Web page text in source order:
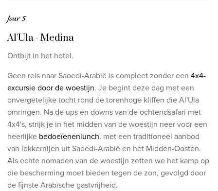
Jour 5
Al'Ula - Medina
Ontbijt in het hotel.
Geen reis naar Saoedi-Arabië is compleet zonder een 4x4-
excursie door de woestijn. Je begint deze dag met een
onvergetelijke tocht rond de torenhoge kliffen die Al'Ula
omringen. Na de ups en downs van de ochtendsafari met
4x4's, strijk je in het midden van de woestijn neer voor een
heerlijke bedoeïenenlunch, met een traditioneel aanbod
van lekkernijen uit Saoedi-Arabië en het Midden-Oosten.
Als echte nomaden van de woestijn zetten we het kamp op
die bescherming moet bieden tegen de zon, gevolgd door
de fijnste Arabische gastvrijheid.